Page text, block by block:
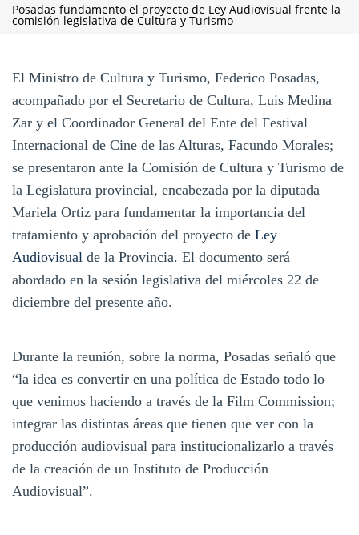
Posadas fundamento el proyecto de Ley Audiovisual frente la
comisión legislativa de Cultura y Turismo
El Ministro de Cultura y Turismo, Federico Posadas,
acompañado por el Secretario de Cultura, Luis Medina
Zar y el Coordinador General del Ente del Festival
Internacional de Cine de las Alturas, Facundo Morales;
se presentaron ante la Comisión de Cultura y Turismo de
la Legislatura provincial, encabezada por la diputada
Mariela Ortiz para fundamentar la importancia del
tratamiento y aprobación del proyecto de Ley
Audiovisual de la Provincia. El documento será
abordado en la sesión legislativa del miércoles 22 de
diciembre del presente año.
Durante la reunión, sobre la norma, Posadas señaló que
“la idea es convertir en una política de Estado todo lo
que venimos haciendo a través de la Film Commission;
integrar las distintas áreas que tienen que ver con la
producción audiovisual para institucionalizarlo a través
de la creación de un Instituto de Producción
Audiovisual”.